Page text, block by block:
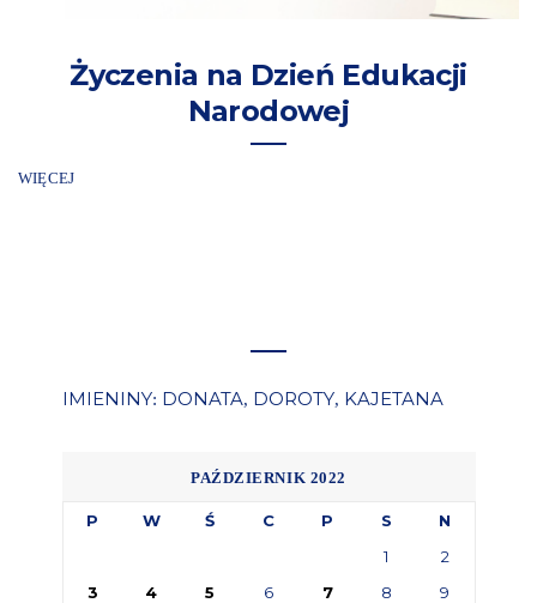
Życzenia na Dzień Edukacji
Narodowej
WIĘCEJ
IMIENINY: DONATA, DOROTY, KAJETANA
PAŹDZIERNIK 2022
P W Ś C P S
N
1
2
3
4 5 6 7 8
9